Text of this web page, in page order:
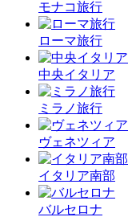
モナコ旅行
ローマ旅行
中央イタリア
ミラノ旅行
ヴェネツィア
イタリア南部
バルセロナ